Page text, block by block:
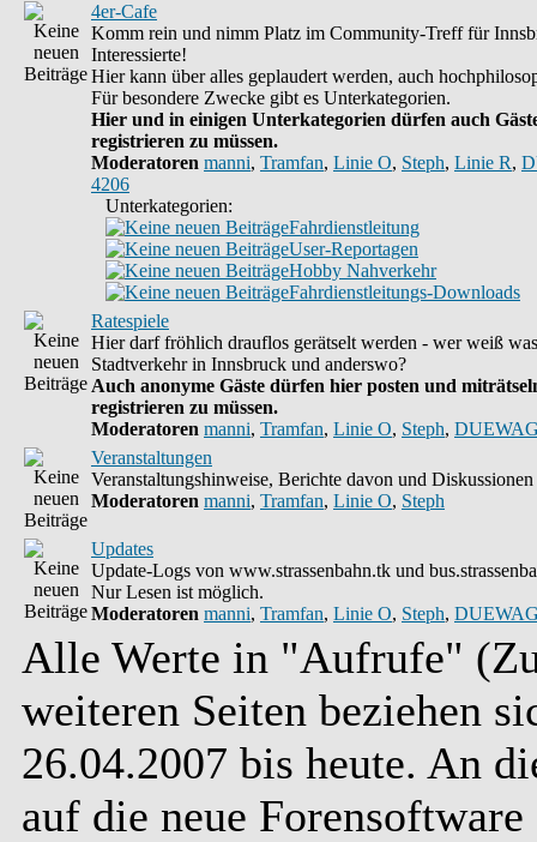
4er-Cafe
Komm rein und nimm Platz im Community-Treff für
Interessierte!
Hier kann über alles geplaudert werden, auch
Für besondere Zwecke gibt es Unterkategorien.
Hier und in einigen Unterkategorien dürfen auch
registrieren zu müssen.
Moderatoren manni, Tramfan, Linie O, Steph, Linie R,
4206
Unterkategorien:
Fahrdienstleitung
User-Reportagen
Hobby Nahverkehr
Fahrdienstleitungs-Downloads
Ratespiele
Hier darf fröhlich drauflos gerätselt werden - wer weiß
Stadtverkehr in Innsbruck und anderswo?
Auch anonyme Gäste dürfen hier posten und
registrieren zu müssen.
Moderatoren manni, Tramfan, Linie O, Steph,
Veranstaltungen
Veranstaltungshinweise, Berichte davon und Diskussionen
Moderatoren manni, Tramfan, Linie O, Steph
Updates
Update-Logs von www.strassenbahn.tk und
Nur Lesen ist möglich.
Moderatoren manni, Tramfan, Linie O, Steph,
Alle Werte in "Aufrufe"
weiteren Seiten beziehen
26.04.2007 bis heute. An
auf die neue